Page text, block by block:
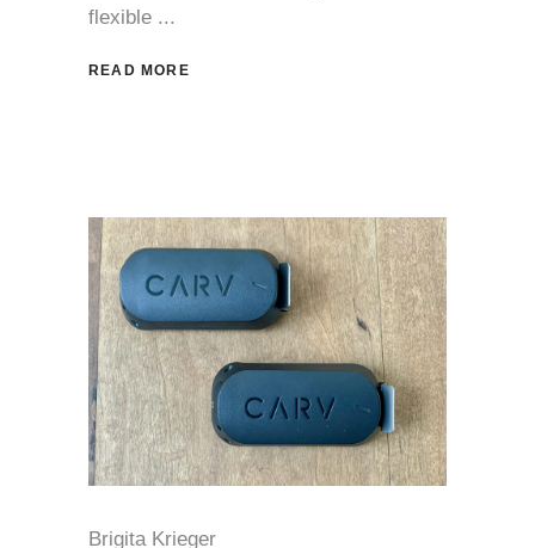
flexible
READ MORE
Brigita Krieger